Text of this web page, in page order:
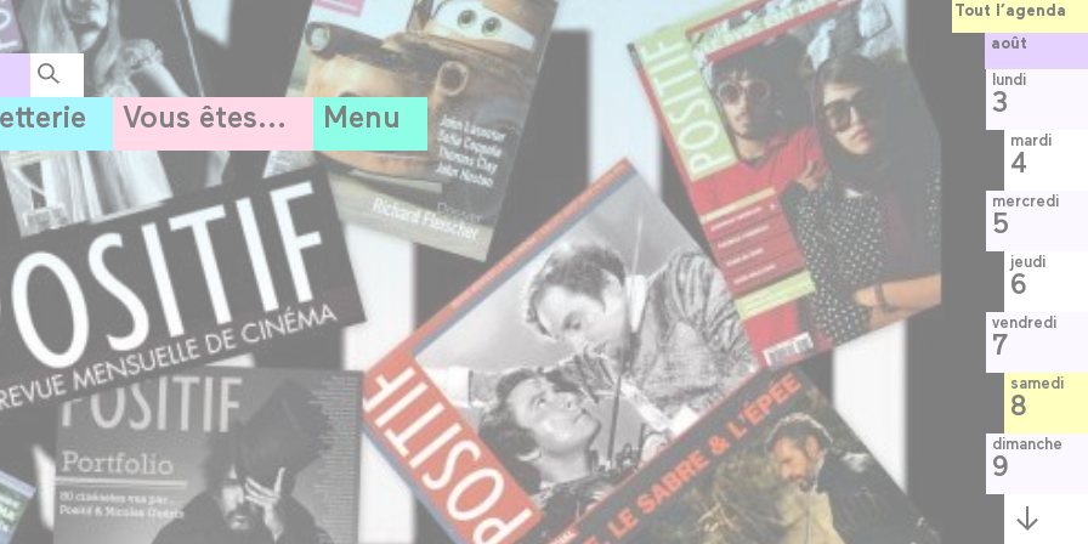
Vous êtes... Menu
Tout l’agenda
août
lundi
3
mardi
4
mercredi
5
jeudi
6
vendredi
7
samedi
8
dimanche
9
Semaine
suivante